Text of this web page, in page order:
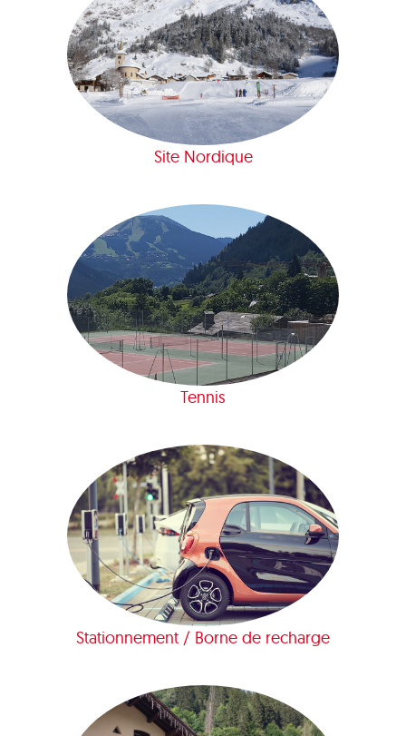
Site Nordique
Tennis
Stationnement / Borne de recharge